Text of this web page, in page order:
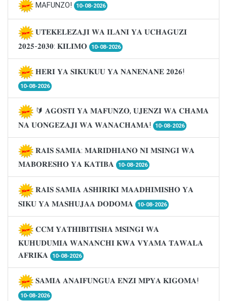
MAFUNZO! 10-08-2026
𝐔𝐓𝐄𝐊𝐄𝐋𝐄𝐙𝐀𝐉𝐈 𝐖𝐀 𝐈𝐋𝐀𝐍𝐈 𝐘𝐀 𝐔𝐂𝐇𝐀𝐆𝐔𝐙𝐈
𝟐𝟎𝟐𝟓-𝟐𝟎𝟑𝟎: 𝐊𝐈𝐋𝐈𝐌𝐎
10-08-2026
𝐇𝐄𝐑𝐈 𝐘𝐀 𝐒𝐈𝐊𝐔𝐊𝐔𝐔 𝐘𝐀 𝐍𝐀𝐍𝐄𝐍𝐀𝐍𝐄 𝟐𝟎𝟐𝟔!
10-08-2026
🔰 𝐀𝐆𝐎𝐒𝐓𝐈 𝐘𝐀 𝐌𝐀𝐅𝐔𝐍𝐙𝐎, 𝐔𝐉𝐄𝐍𝐙𝐈 𝐖𝐀 𝐂𝐇𝐀𝐌𝐀
𝐍𝐀 𝐔𝐎𝐍𝐆𝐄𝐙𝐀𝐉𝐈 𝐖𝐀 𝐖𝐀𝐍𝐀𝐂𝐇𝐀𝐌𝐀!
10-08-2026
𝐑𝐀𝐈𝐒 𝐒𝐀𝐌𝐈𝐀: 𝐌𝐀𝐑𝐈𝐃𝐇𝐈𝐀𝐍𝐎 𝐍𝐈 𝐌𝐒𝐈𝐍𝐆𝐈 𝐖𝐀
𝐌𝐀𝐁𝐎𝐑𝐄𝐒𝐇𝐎 𝐘𝐀 𝐊𝐀𝐓𝐈𝐁𝐀
10-08-2026
𝐑𝐀𝐈𝐒 𝐒𝐀𝐌𝐈𝐀 𝐀𝐒𝐇𝐈𝐑𝐈𝐊𝐈 𝐌𝐀𝐀𝐃𝐇𝐈𝐌𝐈𝐒𝐇𝐎 𝐘𝐀
𝐒𝐈𝐊𝐔 𝐘𝐀 𝐌𝐀𝐒𝐇𝐔𝐉𝐀𝐀 𝐃𝐎𝐃𝐎𝐌𝐀
10-08-2026
𝐂𝐂𝐌 𝐘𝐀𝐓𝐇𝐈𝐁𝐈𝐓𝐈𝐒𝐇𝐀 𝐌𝐒𝐈𝐍𝐆𝐈 𝐖𝐀
𝐊𝐔𝐇𝐔𝐃𝐔𝐌𝐈𝐀 𝐖𝐀𝐍𝐀𝐍𝐂𝐇𝐈 𝐊𝐖𝐀 𝐕𝐘𝐀𝐌𝐀 𝐓𝐀𝐖𝐀𝐋𝐀
𝐀𝐅𝐑𝐈𝐊𝐀
10-08-2026
𝐒𝐀𝐌𝐈𝐀 𝐀𝐍𝐀𝐈𝐅𝐔𝐍𝐆𝐔𝐀 𝐄𝐍𝐙𝐈 𝐌𝐏𝐘𝐀 𝐊𝐈𝐆𝐎𝐌𝐀!
10-08-2026